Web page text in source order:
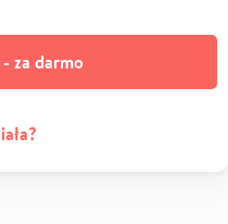
za darmo